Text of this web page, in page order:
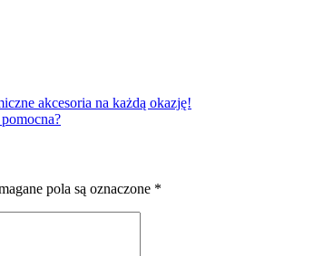
akcesoria na każdą okazję!
pola są oznaczone *